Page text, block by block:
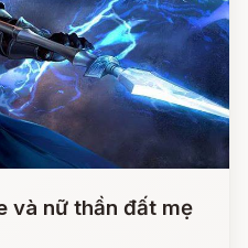
và nữ thần đất mẹ